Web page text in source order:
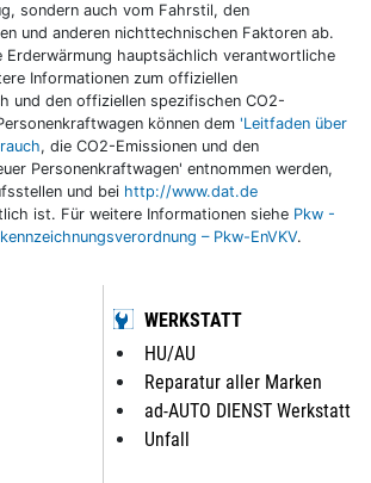
sondern auch vom Fahrstil, den
und anderen nichttechnischen Faktoren ab.
Erderwärmung hauptsächlich verantwortliche
Informationen zum offiziellen
und den offiziellen spezifischen CO2-
können dem 'Leitfaden über
, die CO2-Emissionen und den
Personenkraftwagen' entnommen werden,
und bei http://www.dat.de
ist. Für weitere Informationen siehe Pkw -
– Pkw-EnVKV.
WERKSTATT
HU/AU
Reparatur aller Marken
ad-AUTO DIENST Werkstatt
Unfall